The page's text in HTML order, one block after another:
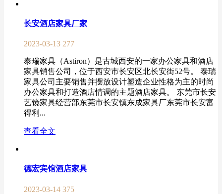
长安酒店家具厂家
2023-03-13 277
泰瑞家具（Astiron）是古城西安的一家办公家具和酒店
家具销售公司，位于西安市长安区北长安街52号。 泰瑞
家具公司主要销售并摆放设计塑造企业性格为主的时尚
办公家具和打造酒店情调的主题酒店家具。 东莞市长安
艺镜家具经营部东莞市长安镇东成家具厂东莞市长安富
得利...
查看全文
德宏宾馆酒店家具
2023-03-14 375